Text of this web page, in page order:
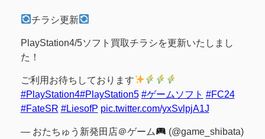
チラシ更新
PlayStation4/5ソフト買取チラシを更新いたしまし
た！
ご利用お待ちしております
#PlayStation4#PlayStation5 #ゲームソフト #FC24
#FateSR #LiesofP pic.twitter.com/yxSvlpjA1J
— おたちゅう新発田店＠ゲーム
(@game_shibata)